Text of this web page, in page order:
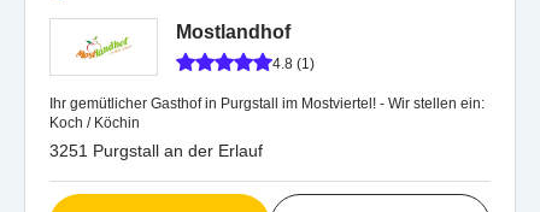
Mostlandhof
4.8 (1)
Ihr gemütlicher Gasthof in Purgstall im Mostviertel! - Wir stellen ein:
Koch / Köchin
3251 Purgstall an der Erlauf